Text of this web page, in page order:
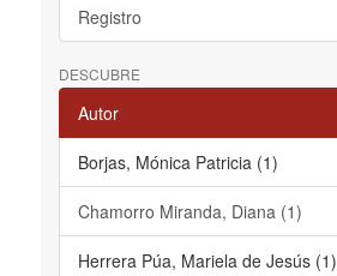
Registro
DESCUBRE
Autor
Borjas, Mónica Patricia (1)
Chamorro Miranda, Diana (1)
Herrera Púa, Mariela de Jesús (1)